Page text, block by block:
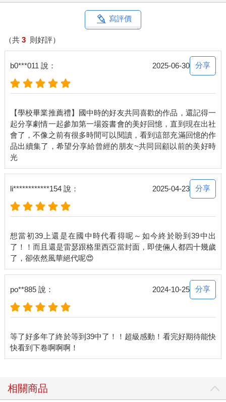
「這群兔崽子搞什麼東西？什麼叫『不放路加出去就不改公
文』，路加又不是我家的，關我屁事！」
喬葛罵罵咧咧地走進來，後方跟著無奈的其他人，除了審判騎士
和魔獄騎士，其餘十二聖騎士竟然全部到齊。
打從魔王事件以後，十二聖騎士再也無所顧慮，大庭廣眾之下還
能勉強裝裝，但私底下卻是什麼形象都還給光明神去了，現在大
夥最喜歡做的事就是到太陽騎士的房間聚會——誰讓他房底下有
個酒窖呢！
要注意形象吧。」
大地嗤了一聲，反問：「說到形象，我應該有五年還六年或七年
沒看過你拋媚眼了？」
希歐用力抹把臉，苦笑道：「饒了我吧，再拋就要鬧家庭革命
了。」
喬葛「哼」了一聲，幸災樂禍地說：「誰讓你找個能跟你對打的
老婆，你知不知道外頭怎麼說的？說你晚節不保，想當年風流倜
儻、處處留情的暴風騎士，如今變成懼內的傢伙，懼內啊！你這
怕老婆的傢伙！」
希歐立刻緊張兮兮地抗議：「誰處處留情了，你不要誣陷我！我
道，她又要開打啦！」
大地一張臉猙獰無比，憤恨地吼：「打打打！打死你兩個秀恩愛
的狗男女最好，當初說只是照慣例拋了個媚眼就被推倒、被硬
來，還差點被綁架帶走結婚呢？我們都要去幫你的貞操討公道
啦，如今看你倒是和老婆打得挺高興。」
聽到往事，希歐又抹了把臉，回想當初陰錯陽差的各種狀況，真
是一把血淚，幸好最後老婆肯留下來，不是硬要把他帶回遙遠的
部族成婚，否則真是無解了。
妻的單身漢計較呢？」
被捅了一刀的年過四十單身漢，喬葛．大地，立刻冷冷一記回馬
這話一出，太陽騎士的笑容立刻消失無蹤，平時笑臉迎人的傢伙
一沒了笑容，看起來格外懾人。
寫評價
（共 3 則好評）
b0***011 說： 2025-06-30 分享
【學校畢業推薦禮】國中時的好友共同喜歡的作品，還記得一
起分享劇情一起參加第一場簽書會的美好回憶，直到現在出社
會了，不像之前有很多時間可以閱讀，看到這部充滿回憶的作
品出續集了，希望分享給曾經的朋友~共同回顧以前的美好時
光
li************154 說： 2025-04-23 分享
想當初39上還是在國中時代看得呢～如今終於盼到39中出
了！！而且還是雷瑟跟格里西亞當封面，即使倆人都四十幾歲
po**885 說： 2024-10-25 分享
等了好多年了終於等到39中了！！超級感動！看完好期待能快
相關商品